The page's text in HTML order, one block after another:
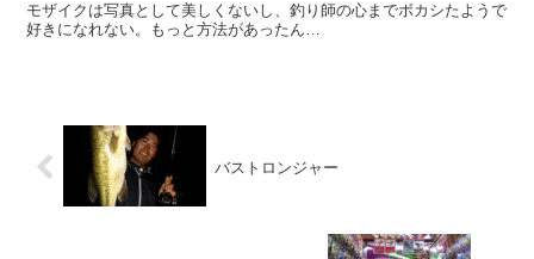
モザイクは写真として美しくないし、釣り師の心までボカシたようで
好きになれない。もっと方法があったん…
バストロンジャー